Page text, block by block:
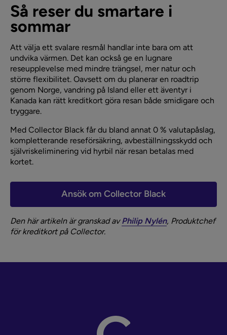
Så reser du smartare i
sommar
Att välja ett svalare resmål handlar inte bara om att
undvika värmen. Det kan också ge en lugnare
reseupplevelse med mindre trängsel, mer natur och
större flexibilitet. Oavsett om du planerar en roadtrip
genom Norge, vandring på Island eller ett äventyr i
Kanada kan rätt kreditkort göra resan både smidigare och
tryggare.
Med Collector Black får du bland annat 0 % valutapåslag,
kompletterande reseförsäkring, avbeställningsskydd och
självriskeliminering vid hyrbil när resan betalas med
kortet.
Ansök om Collector Black
Den här artikeln är granskad avPhilip Nylén, Produktchef
för kreditkort på Collector.